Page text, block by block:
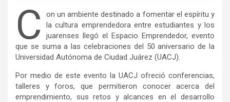
C
on un ambiente destinado a fomentar el espíritu y
la cultura emprendedora entre estudiantes y los
juarenses llegó el Espacio Emprendedor, evento
que se suma a las celebraciones del 50 aniversario de la
Universidad Autónoma de Ciudad Juárez (UACJ).
Por medio de este evento la UACJ ofreció conferencias,
talleres y foros, que permitieron conocer acerca del
emprendimiento, sus retos y alcances en el desarrollo